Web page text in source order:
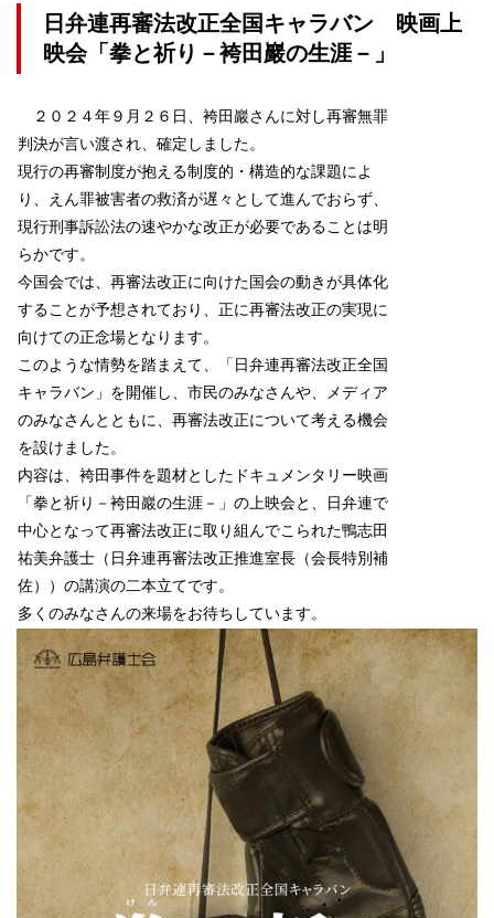
日弁連再審法改正全国キャラバン 映画上
映会「拳と祈り－袴田巖の生涯－」
２０２４年９月２６日、袴田巖さんに対し再審無罪
判決が言い渡され、確定しました。
現行の再審制度が抱える制度的・構造的な課題によ
り、えん罪被害者の救済が遅々として進んでおらず、
現行刑事訴訟法の速やかな改正が必要であることは明
らかです。
今国会では、再審法改正に向けた国会の動きが具体化
することが予想されており、正に再審法改正の実現に
向けての正念場となります。
このような情勢を踏まえて、「日弁連再審法改正全国
キャラバン」を開催し、市民のみなさんや、メディア
のみなさんとともに、再審法改正について考える機会
を設けました。
内容は、袴田事件を題材としたドキュメンタリー映画
「拳と祈り－袴田巖の生涯－」の上映会と、日弁連で
中心となって再審法改正に取り組んでこられた鴨志田
祐美弁護士（日弁連再審法改正推進室長（会長特別補
佐））の講演の二本立てです。
多くのみなさんの来場をお待ちしています。